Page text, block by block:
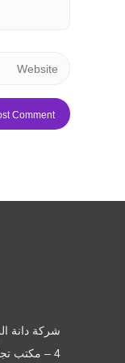
شركة دانة
4 – مكتب تجاري رقم 20 | بريد: